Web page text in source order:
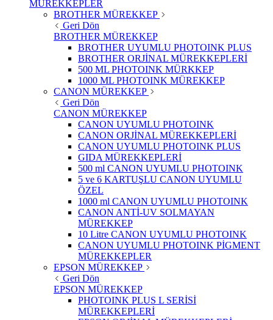
MÜREKKEPLER
BROTHER MÜREKKEP
Geri Dön
BROTHER MÜREKKEP
BROTHER UYUMLU PHOTOINK PLUS
BROTHER ORJİNAL MÜREKKEPLERİ
500 ML PHOTOINK MÜRKKEP
1000 ML PHOTOINK MÜREKKEP
CANON MÜREKKEP
Geri Dön
CANON MÜREKKEP
CANON UYUMLU PHOTOINK
CANON ORJİNAL MÜREKKEPLERİ
CANON UYUMLU PHOTOINK PLUS
GIDA MÜREKKEPLERİ
500 ml CANON UYUMLU PHOTOINK
5 ve 6 KARTUŞLU CANON UYUMLU
ÖZEL
1000 ml CANON UYUMLU PHOTOINK
CANON ANTİ-UV SOLMAYAN
MÜREKKEP
10 Litre CANON UYUMLU PHOTOINK
CANON UYUMLU PHOTOINK PİGMENT
MÜREKKEPLER
EPSON MÜREKKEP
Geri Dön
EPSON MÜREKKEP
PHOTOINK PLUS L SERİSİ
MÜREKKEPLERİ